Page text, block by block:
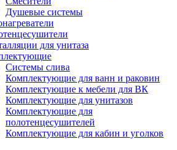
Душевые системы
для унитаза
Системы слива
Комплектующие для ванн и раковин
Комплектующие к мебели для ВК
Комплектующие для унитазов
Комплектующие для
полотенцесушителей
Комплектующие для кабин и уголков